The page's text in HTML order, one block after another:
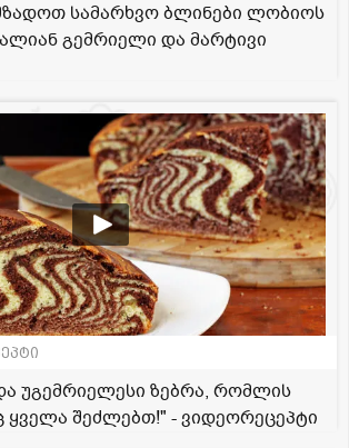
სამარხვო ბლინები ლობიოს
გემრიელი და მარტივი
უგემრიელესი ზებრა, რომლის
ყველა შეძლებთ!" - ვიდეორეცეპტი